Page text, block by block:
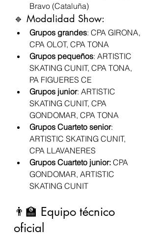
Bravo (Cataluña)
🔹 Modalidad Show:
Grupos grandes: CPA GIRONA,
CPA OLOT, CPA TONA
Grupos pequeños: ARTISTIC
SKATING CUNIT, CPA TONA,
PA FIGUERES CE
Grupos junior: ARTISTIC
SKATING CUNIT, CPA
GONDOMAR, CPA TONA
Grupos Cuarteto senior:
ARTISTIC SKATING CUNIT,
CPA LLAVANERES
Grupos Cuarteto junior: CPA
GONDOMAR, ARTISTIC
SKATING CUNIT
👨‍🏫 Equipo técnico
oficial